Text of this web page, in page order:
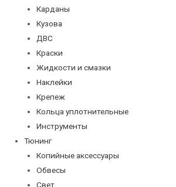
Карданы
Кузова
ДВС
Краски
Жидкости и смазки
Наклейки
Крепеж
Кольца уплотнительные
Инструменты
Тюнинг
Копийные аксессуары
Обвесы
Свет